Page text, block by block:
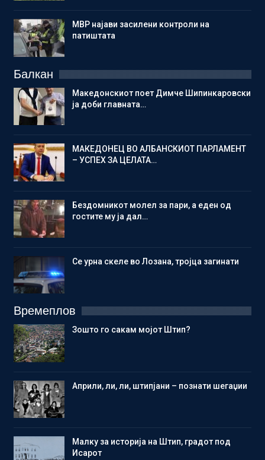
МВР најави засилени контроли на
патиштата
Балкан
Македонскиот поет Димче Шипинкаровски
ја доби главната…
МАКЕДОНЕЦ ВО АЛБАНСКИОТ ПАРЛАМЕНТ
– УСПЕХ ЗА ЦЕЛАТА…
Бездомникот молел за пари, а еден од
гостите му ја дал…
Се урна скеле во Лозана, тројца загинати
Времеплов
Зошто го сакам мојот Штип?
Aприли, ли, ли, штипјани – познати шегаџии
Малку за историја на Штип, градот под
Исарот